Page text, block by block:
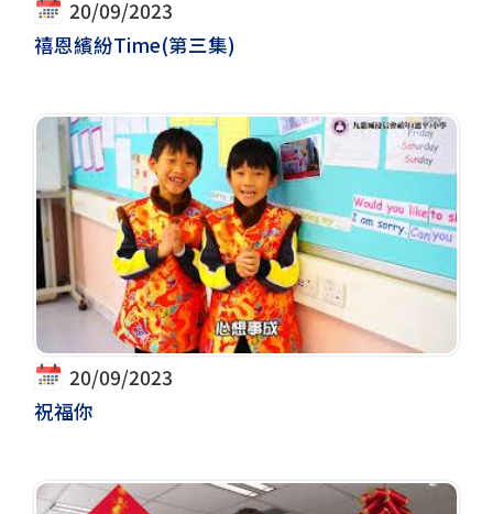
20/09/2023
禧恩繽紛Time(第三集)
20/09/2023
祝福你